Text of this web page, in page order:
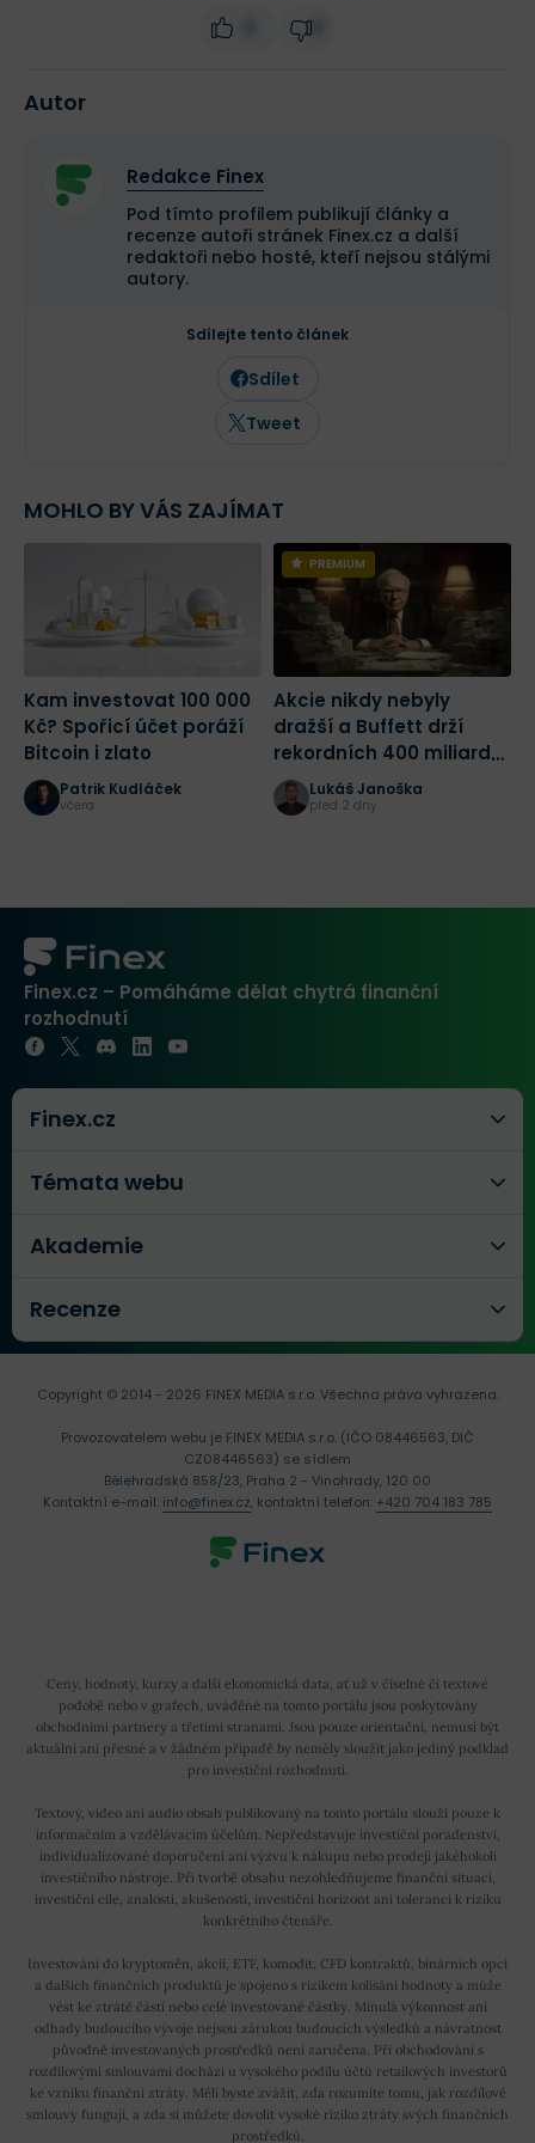
Autor
Redakce Finex
Pod tímto profilem publikují články a
recenze autoři stránek Finex.cz a další
redaktoři nebo hosté, kteří nejsou stálými
autory.
Sdílejte tento článek
Sdílet
Tweet
MOHLO BY VÁS ZAJÍMAT
Kam investovat 100 000
Kč? Spořicí účet poráží
Bitcoin i zlato
Patrik Kudláček
včera
PREMIUM
Akcie nikdy nebyly
dražší a Buffett drží
rekordních 400 miliard
dolarů! Jak bych dnes
začal investovat?
Lukáš Janoška
před 2 dny
Finex.cz – Pomáháme dělat chytrá finanční
rozhodnutí
Finex.cz
Témata webu
Akademie
Recenze
Ceny, hodnoty, kurzy a další ekonomická data, ať už v číselné či textové
podobě nebo v grafech, uváděné na tomto portálu jsou poskytovány
obchodními partnery a třetími stranami. Jsou pouze orientační, nemusí být
aktuální ani přesné a v žádném případě by neměly sloužit jako jediný podklad
pro investiční rozhodnutí.
Textový, video ani audio obsah publikovaný na tomto portálu slouží pouze k
informačním a vzdělávacím účelům. Nepředstavuje investiční poradenství,
individualizované doporučení ani výzvu k nákupu nebo prodeji jakéhokoli
investičního nástroje. Při tvorbě obsahu nezohledňujeme finanční situaci,
investiční cíle, znalosti, zkušenosti, investiční horizont ani toleranci k riziku
konkrétního čtenáře.
Investování do kryptoměn, akcií, ETF, komodit, CFD kontraktů, binárních opcí
a dalších finančních produktů je spojeno s rizikem kolísání hodnoty a může
vést ke ztrátě části nebo celé investované částky. Minulá výkonnost ani
odhady budoucího vývoje nejsou zárukou budoucích výsledků a návratnost
původně investovaných prostředků není zaručena. Při obchodování s
rozdílovými smlouvami dochází u vysokého podílu účtů retailových investorů
ke vzniku finanční ztráty. Měli byste zvážit, zda rozumíte tomu, jak rozdílové
smlouvy fungují, a zda si můžete dovolit vysoké riziko ztráty svých finančních
prostředků.
Copyright © 2014 - 2026 FINEX MEDIA s.r.o.Všechna práva vyhrazena.
Provozovatelem webu je FINEX MEDIA s.r.o. (IČO 08446563, DIČ
CZ08446563) se sídlem
Bělehradská 858/23, Praha 2 - Vinohrady, 120 00
Kontaktní e-mail: info@finex.cz, kontaktní telefon: +420 704 183 785